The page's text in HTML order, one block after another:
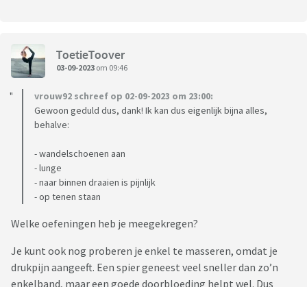
ToetieToover
03-09-2023 om 09:46
vrouw92 schreef op 02-09-2023 om 23:00:
Gewoon geduld dus, dank! Ik kan dus eigenlijk bijna alles,
behalve:
- wandelschoenen aan
- lunge
- naar binnen draaien is pijnlijk
- op tenen staan
Welke oefeningen heb je meegekregen?
Je kunt ook nog proberen je enkel te masseren, omdat je
drukpijn aangeeft. Een spier geneest veel sneller dan zo’n
enkelband, maar een goede doorbloeding helpt wel. Dus